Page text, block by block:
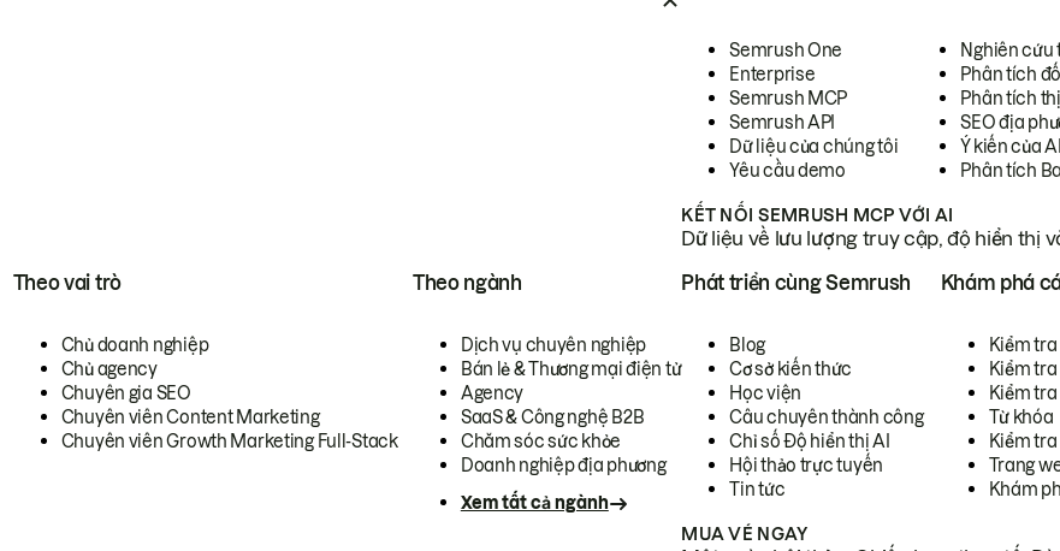
Semrush One
Enterprise
Semrush MCP
Semrush API
Dữ liệu của chúng tôi
Yêu cầu demo
Nghiên cứu
Phân tích
Phân tích
SEO địa
Ý kiến của
Phân tích
KẾT NỐI SEMRUSH MCP VỚI AI
Dữ liệu về lưu lượng truy cập, độ hiển thị
Theo vai trò
Chủ doanh nghiệp
Chủ agency
Chuyên gia SEO
Chuyên viên Content Marketing
Chuyên viên Growth Marketing Full-Stack
Theo ngành
Dịch vụ chuyên nghiệp
Bán lẻ & Thương mại điện tử
Agency
SaaS & Công nghệ B2B
Chăm sóc sức khỏe
Doanh nghiệp địa phương
Xem tất cả ngành
Phát triển cùng Semrush
Blog
Cơ sở kiến thức
Học viện
Câu chuyên thành công
Chỉ số Độ hiển thị AI
Hội thảo trực tuyến
Tin tức
Khám phá
Kiểm
Kiểm tra
Kiểm
Từ khóa
Kiểm
Trang
Khám
MUA VÉ NGAY